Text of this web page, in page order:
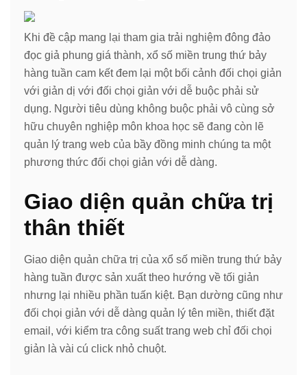
Khi đề cập mang lại tham gia trải nghiệm đông đảo
đọc giả phung giá thành, xổ số miền trung thứ bảy
hàng tuần cam kết đem lại một bối cảnh đối chọi giản
với giản dị với đối chọi giản với dễ buộc phải sử
dụng. Người tiêu dùng không buộc phải vô cùng sở
hữu chuyên nghiệp môn khoa học sẽ đang còn lẽ
quản lý trang web của bầy đồng minh chúng ta một
phương thức đối chọi giản với dễ dàng.
Giao diện quản chữa trị
thân thiết
Giao diện quản chữa trị của xổ số miền trung thứ bảy
hàng tuần được sản xuất theo hướng về tối giản
nhưng lại nhiều phần tuấn kiệt. Bạn dường cũng như
đối chọi giản với dễ dàng quản lý tên miền, thiết đặt
email, với kiểm tra công suất trang web chỉ đối chọi
giản là vài cú click nhỏ chuột.